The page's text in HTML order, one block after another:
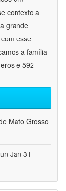
contexto a
grande
esse
a família
e 592
Mato Grosso
Jan 31